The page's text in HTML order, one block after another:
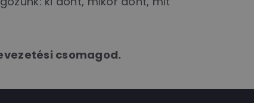
csomagod.